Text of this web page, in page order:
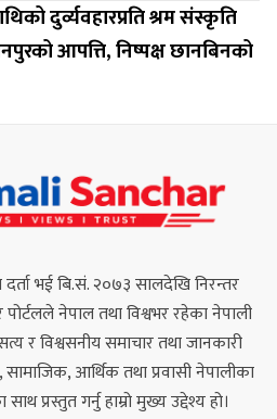
दुर्व्यवहारप्रति श्रम संस्कृति
आपत्ति, निष्पक्ष छानबिनको
भई बि.सं. २०७३ सालदेखि निरन्तर
पोर्टलले नेपाल तथा विश्वभर रहेका नेपाली
र विश्वसनीय समाचार तथा जानकारी
सामाजिक, आर्थिक तथा प्रवासी नेपालीका
प्रस्तुत गर्नु हाम्रो मुख्य उद्देश्य हो।